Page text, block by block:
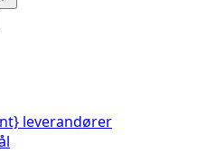
leverandører